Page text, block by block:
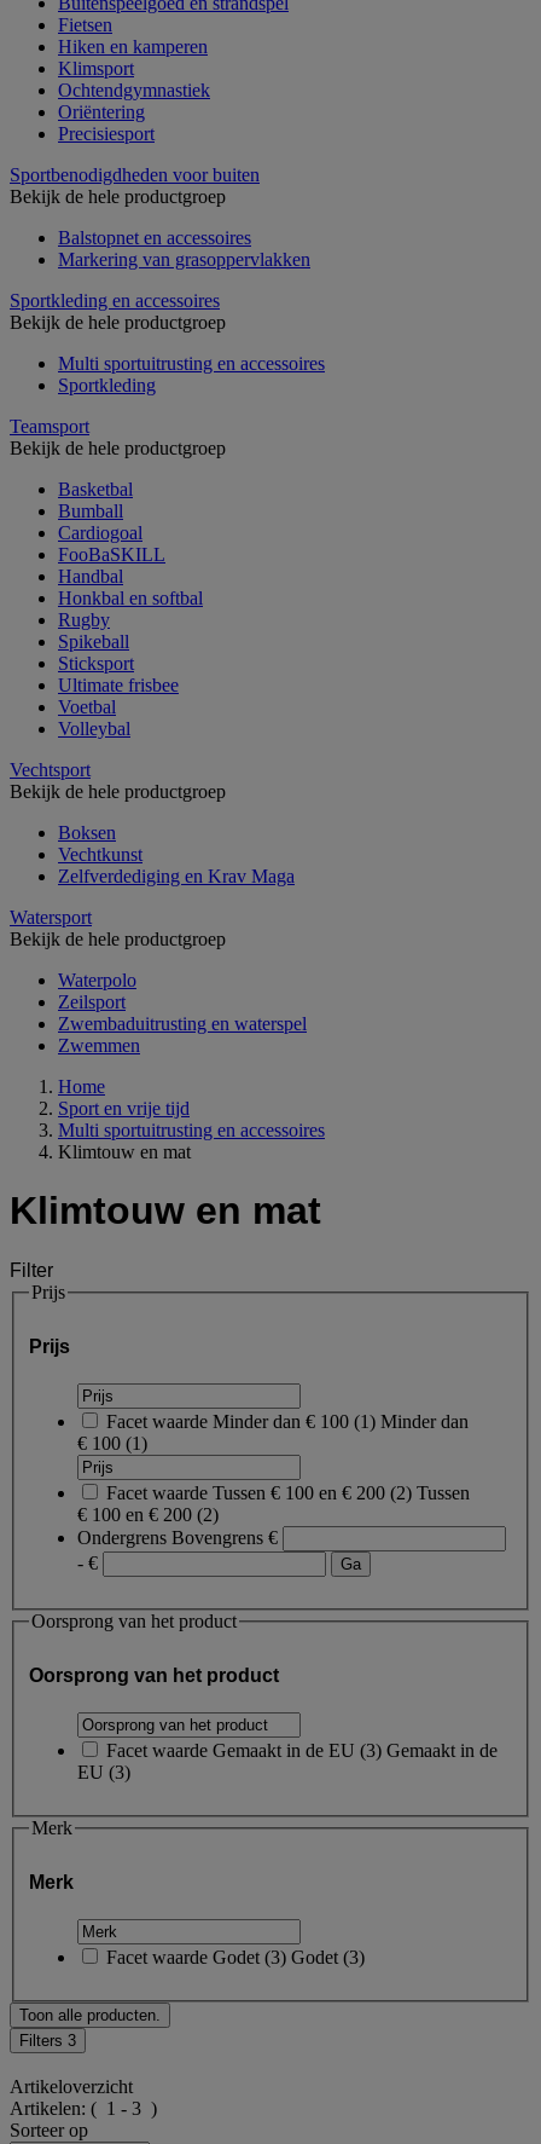
Fietsen
Hiken en kamperen
Klimsport
Ochtendgymnastiek
Oriëntering
Precisiesport
Sportbenodigdheden voor buiten
Bekijk de hele productgroep
Balstopnet en accessoires
Markering van grasoppervlakken
Sportkleding en accessoires
Bekijk de hele productgroep
Multi sportuitrusting en accessoires
Sportkleding
Teamsport
Bekijk de hele productgroep
Basketbal
Bumball
Cardiogoal
FooBaSKILL
Handbal
Honkbal en softbal
Rugby
Spikeball
Sticksport
Ultimate frisbee
Voetbal
Volleybal
Vechtsport
Bekijk de hele productgroep
Boksen
Vechtkunst
Zelfverdediging en Krav Maga
Watersport
Bekijk de hele productgroep
Waterpolo
Zeilsport
Zwembaduitrusting en waterspel
Zwemmen
Home
Sport en vrije tijd
Multi sportuitrusting en accessoires
Klimtouw en mat
Klimtouw en mat
Filter
Prijs
Prijs
Facet waarde Minder dan € 100 (1) Minder dan
€ 100 (1)
Facet waarde Tussen € 100 en € 200 (2) Tussen
€ 100 en € 200 (2)
Ondergrens Bovengrens €
- €
Oorsprong van het product
Oorsprong van het product
Facet waarde Gemaakt in de EU (3) Gemaakt in de
EU (3)
Merk
Merk
Facet waarde Godet (3) Godet (3)
Toon alle producten.
Filters 3
Artikeloverzicht
Artikelen: ( 1 - 3 )
Sorteer op